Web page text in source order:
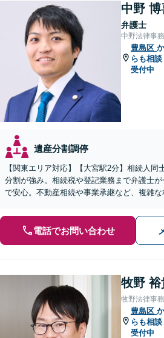
中野 博
弁護士
中野法律事
豊島区 か
らも相談
受付中
遺産分割調停
【関東エリア対応】【大宮駅2分】相続人同
分割が強み。相続税や登記業務まで弁護士
で安心。不動産相続や事業承継など、複雑
電話でお問い合わせ
牧野 裕
牧野法律事
豊島区 か
らも相談
受付中